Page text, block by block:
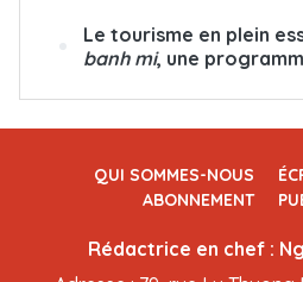
Le tourisme en plein
banh mi, une
QUI SOMMES-NOUS
ABONNEMENT
Rédactrice en chef :